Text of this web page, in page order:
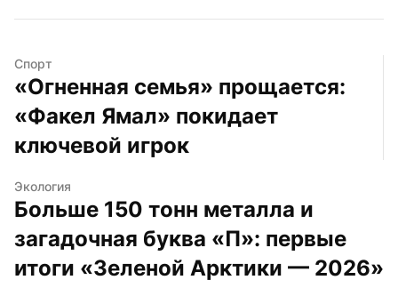
Спорт
«Огненная семья» прощается:
«Факел Ямал» покидает
ключевой игрок
Экология
Больше 150 тонн металла и
загадочная буква «П»: первые
итоги «Зеленой Арктики — 2026»